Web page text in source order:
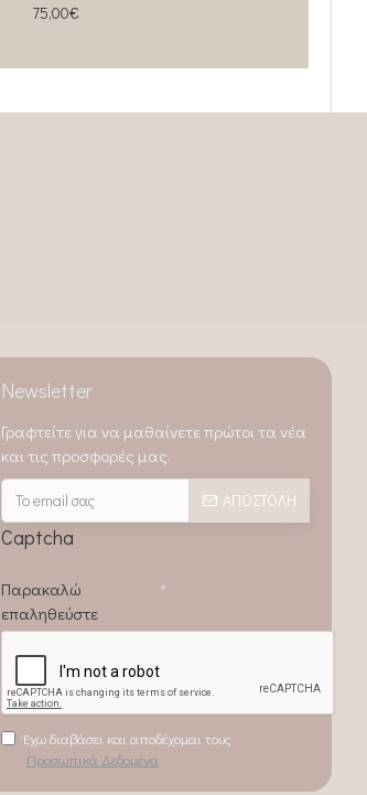
75,00€
Newsletter
Γραφτείτε για να μαθαίνετε πρώτοι τα νέα
και τις προσφορές μας.
ΑΠΟΣΤΟΛΉ
Captcha
Παρακαλώ
επαληθεύστε
Έχω διαβάσει και αποδέχομαι τους
Προσωπικά Δεδομένα